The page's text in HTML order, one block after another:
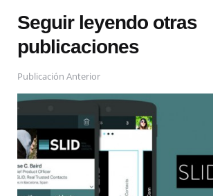
Seguir leyendo otras
publicaciones
Publicación Anterior